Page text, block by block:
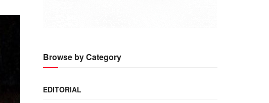
Browse by Category
EDITORIAL